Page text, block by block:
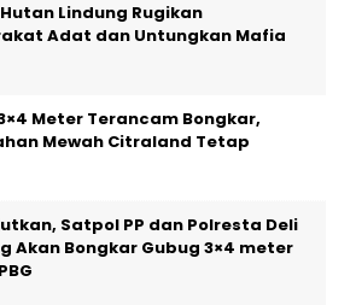
Lindung Rugikan
Adat dan Untungkan Mafia
Meter Terancam Bongkar,
Mewah Citraland Tetap
Satpol PP dan Polresta Deli
Akan Bongkar Gubug 3×4 meter